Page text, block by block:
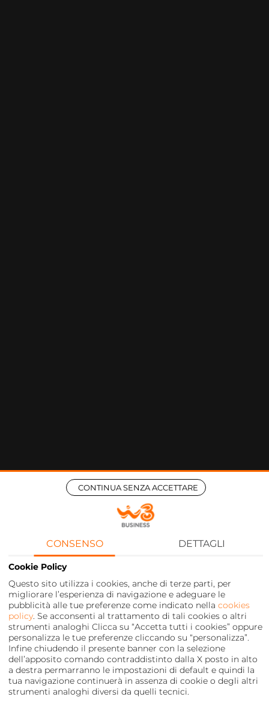
CONTINUA SENZA ACCETTARE
CONSENSO
Cookie Policy
Questo sito utilizza i cookies, anche di terze parti, per
migliorare l’esperienza di navigazione e adeguare le
pubblicità alle tue preferenze come indicato nella cookies
policy . Se acconsenti al trattamento di tali cookies o altri
strumenti analoghi Clicca su “Accetta tutti i cookies” oppure
personalizza le tue preferenze cliccando su “personalizza”.
Infine chiudendo il presente banner con la selezione
dell’apposito comando contraddistinto dalla X posto in alto
a destra permarranno le impostazioni di default e quindi la
tua navigazione continuerà in assenza di cookie o degli altri
strumenti analoghi diversi da quelli tecnici.
DETTAGLI